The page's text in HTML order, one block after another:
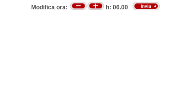
Modifica ora: h: 06.00